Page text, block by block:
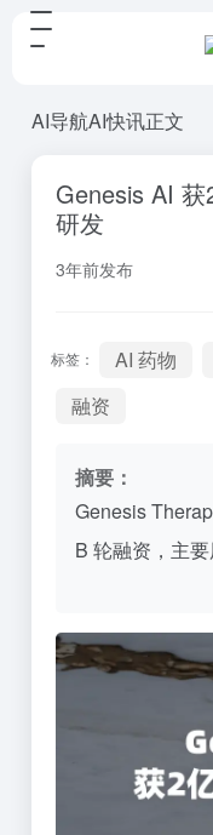
AI导航AI快讯正文
Genesis AI
研发
3年前发布
标签： AI 药物
融资
摘要：
Genesis
B 轮融资，主